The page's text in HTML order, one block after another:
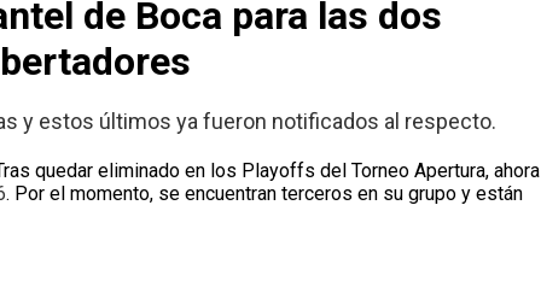
de Boca para las dos
y estos últimos ya fueron notificados al respecto.
quedar eliminado en los Playoffs del Torneo Apertura, ahora
. Por el momento, se encuentran terceros en su grupo y están